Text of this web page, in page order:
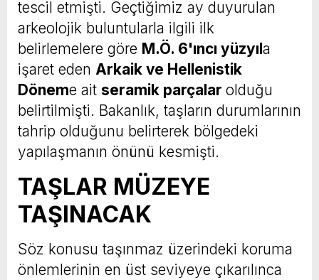
tescil etmişti. Geçtiğimiz ay duyurulan
arkeolojik buluntularla ilgili ilk
belirlemelere göre M.Ö. 6'ıncı yüzyıla
işaret eden Arkaik ve Hellenistik
Döneme ait seramik parçalar olduğu
belirtilmişti. Bakanlık, taşların durumlarının
tahrip olduğunu belirterek bölgedeki
yapılaşmanın önünü kesmişti.
TAŞLAR MÜZEYE
TAŞINACAK
Söz konusu taşınmaz üzerindeki koruma
önlemlerinin en üst seviyeye çıkarılınca